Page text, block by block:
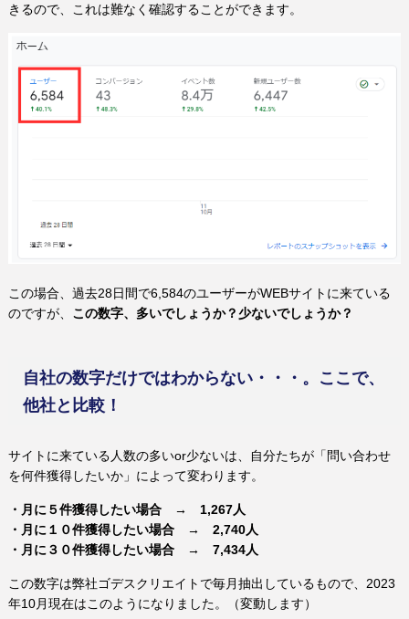
きるので、これは難なく確認することができます。
この場合、過去28日間で6,584のユーザーがWEBサイトに来ている
のですが、 この数字、多いでしょうか？少ないでしょうか？
自社の数字だけではわからない・・・。ここで、
他社と比較！
サイトに来ている人数の多いor少ないは、自分たちが「問い合わせ
を何件獲得したいか」によって変わります。
・月に５件獲得したい場合 → 1,267人
・月に１０件獲得したい場合 → 2,740人
・月に３０件獲得したい場合 → 7,434人
この数字は弊社ゴデスクリエイトで毎月抽出しているもので、2023
年10月現在はこのようになりました。（変動します）